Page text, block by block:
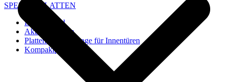
SPEZIAL-PLATTEN
Imi-Verbund
Akustik-Platten
Platten und Rohlinge für Innentüren
Kompaktplatten